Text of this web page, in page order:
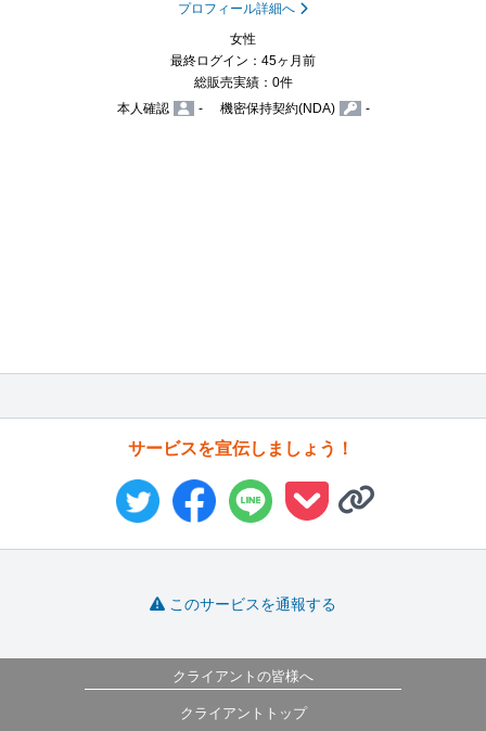
プロフィール詳細へ
女性
最終ログイン：45ヶ月前
総販売実績：0件
本人確認
- 機密保持契約(NDA) -
サービスを宣伝しましょう！
このサービスを通報する
クライアントの皆様へ
クライアントトップ